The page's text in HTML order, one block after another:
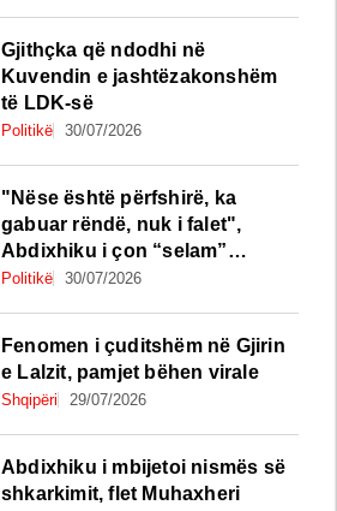
Gjithçka që ndodhi në
Kuvendin e jashtëzakonshëm
të LDK-së
Politikë 30/07/2026
"Nëse është përfshirë, ka
gabuar rëndë, nuk i falet",
Abdixhiku i çon “selam”
Përparim Ramës
Politikë 30/07/2026
Fenomen i çuditshëm në Gjirin
e Lalzit, pamjet bëhen virale
Shqipëri 29/07/2026
Abdixhiku i mbijetoi nismës së
shkarkimit, flet Muhaxheri